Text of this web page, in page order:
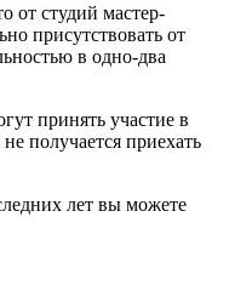
от студий мастер-
присутствовать от
в одно-два
принять участие в
получается приехать
лет вы можете